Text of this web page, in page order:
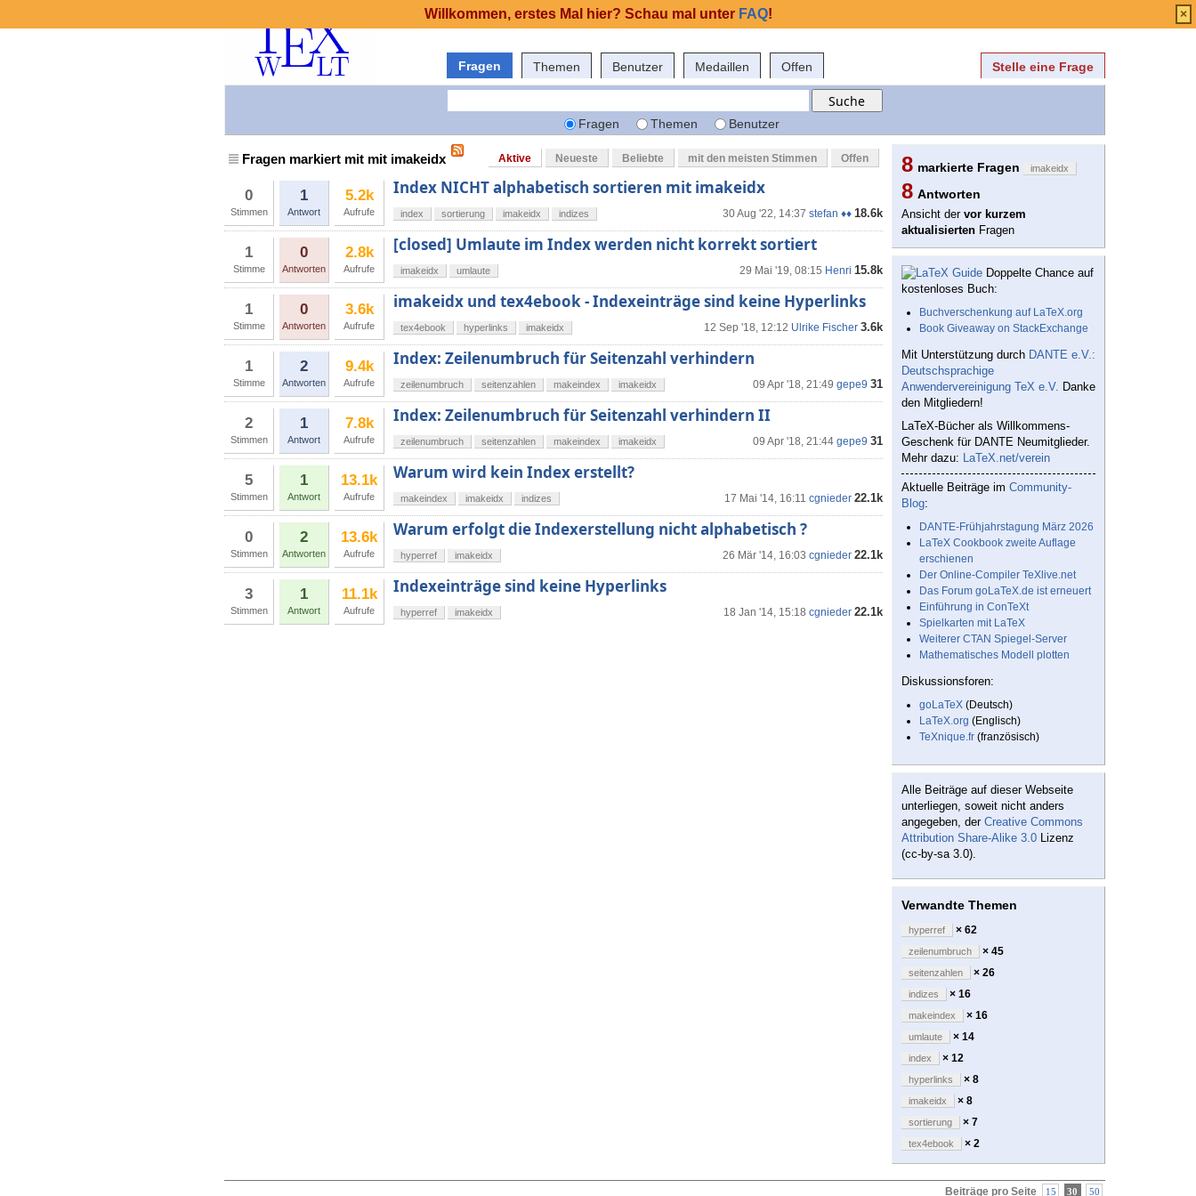
Fragen Themen Benutzer Medaillen Offen Stelle eine Frage
Fragen Themen Benutzer
Fragen markiert mit mit imakeidx Aktive Neueste Beliebte mit den meisten Stimmen Offen
0
Stimmen
1
Antwort
5.2k
Aufrufe
Index NICHT alphabetisch sortieren mit imakeidx
30 Aug '22, 14:37 stefan ♦♦ 18.6k
index sortierung imakeidx indizes
1
Stimme
0
Antworten
2.8k
Aufrufe
[closed] Umlaute im Index werden nicht korrekt sortiert
29 Mai '19, 08:15 Henri 15.8k
imakeidx umlaute
1
Stimme
0
Antworten
3.6k
Aufrufe
imakeidx und tex4ebook - Indexeinträge sind keine Hyperlinks
12 Sep '18, 12:12 Ulrike Fischer 3.6k
tex4ebook hyperlinks imakeidx
1
Stimme
2
Antworten
9.4k
Aufrufe
Index: Zeilenumbruch für Seitenzahl verhindern
09 Apr '18, 21:49 gepe9 31
zeilenumbruch seitenzahlen makeindex imakeidx
2
Stimmen
1
Antwort
7.8k
Aufrufe
Index: Zeilenumbruch für Seitenzahl verhindern II
09 Apr '18, 21:44 gepe9 31
zeilenumbruch seitenzahlen makeindex imakeidx
5
Stimmen
1
Antwort
13.1k
Aufrufe
Warum wird kein Index erstellt?
17 Mai '14, 16:11 cgnieder 22.1k
makeindex imakeidx indizes
0
Stimmen
2
Antworten
13.6k
Aufrufe
Warum erfolgt die Indexerstellung nicht alphabetisch ?
26 Mär '14, 16:03 cgnieder 22.1k
hyperref imakeidx
3
Stimmen
1
Antwort
11.1k
Aufrufe
Indexeinträge sind keine Hyperlinks
18 Jan '14, 15:18 cgnieder 22.1k
hyperref imakeidx
8 markierte Fragen imakeidx
8 Antworten
Ansicht der vor kurzem
aktualisierten Fragen
Doppelte Chance auf
kostenloses Buch:
Buchverschenkung auf LaTeX.org
Book Giveaway on StackExchange
Mit Unterstützung durch DANTE e.V.:
Deutschsprachige
Anwendervereinigung TeX e.V. Danke
den Mitgliedern!
LaTeX-Bücher als Willkommens-
Geschenk für DANTE Neumitglieder.
Mehr dazu: LaTeX.net/verein
Aktuelle Beiträge im Community-
Blog:
DANTE-Frühjahrstagung März 2026
LaTeX Cookbook zweite Auflage
erschienen
Der Online-Compiler TeXlive.net
Das Forum goLaTeX.de ist erneuert
Einführung in ConTeXt
Spielkarten mit LaTeX
Weiterer CTAN Spiegel-Server
Mathematisches Modell plotten
Diskussionsforen:
goLaTeX (Deutsch)
LaTeX.org (Englisch)
TeXnique.fr (französisch)
Alle Beiträge auf dieser Webseite
unterliegen, soweit nicht anders
angegeben, der Creative Commons
Attribution Share-Alike 3.0 Lizenz
(cc-by-sa 3.0).
Verwandte Themen
hyperref × 62
zeilenumbruch × 45
seitenzahlen × 26
indizes × 16
makeindex × 16
umlaute × 14
index × 12
hyperlinks × 8
imakeidx × 8
sortierung × 7
tex4ebook × 2
Beiträge pro Seite 15 30 50
Willkommen, erstes Mal hier? Schau mal unter FAQ! ×